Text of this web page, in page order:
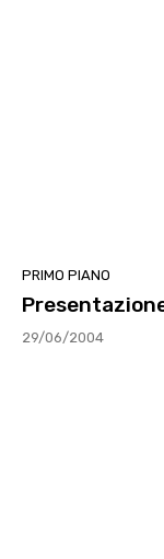
PRIMO PIANO
Presentazione
29/06/2004